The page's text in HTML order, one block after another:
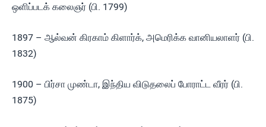
ஒளிப்படக் கலைஞர் (பி. 1799)
1897 – ஆல்வன் கிரகாம் கிளார்க், அமெரிக்க வானியலாளர் (பி.
1832)
1900 – பிர்சா முண்டா, இந்திய விடுதலைப் போராட்ட வீரர் (பி.
1875)